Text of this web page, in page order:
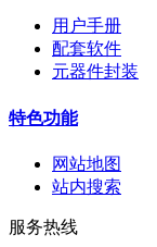
用户手册
配套软件
元器件封装
特色功能
网站地图
站内搜索
服务热线